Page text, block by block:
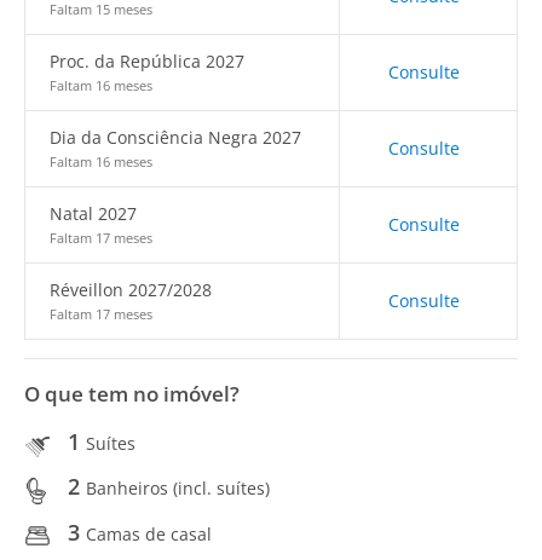
Faltam 15 meses
Proc. da República 2027
Faltam 16 meses
Consulte
Dia da Consciência Negra 2027
Faltam 16 meses
Consulte
Natal 2027
Faltam 17 meses
Consulte
Réveillon 2027/2028
Faltam 17 meses
Consulte
O que tem no imóvel?
1 Suítes
2 Banheiros (incl. suítes)
3 Camas de casal